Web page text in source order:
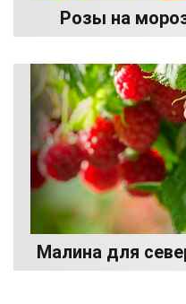
Розы на
Малина для